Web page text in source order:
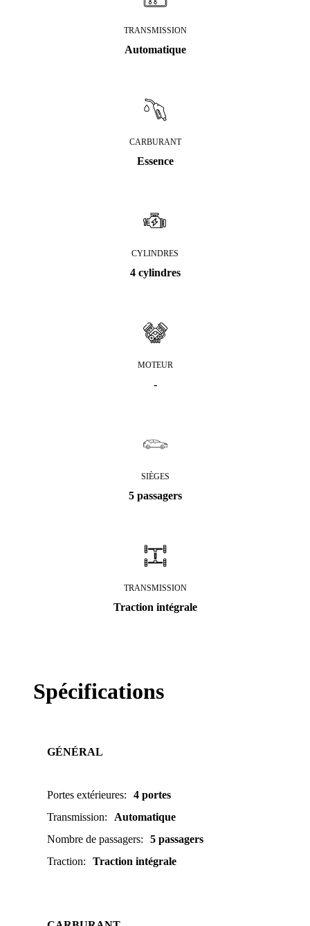
TRANSMISSION
Automatique
CARBURANT
Essence
CYLINDRES
4 cylindres
MOTEUR
-
SIÈGES
5 passagers
TRANSMISSION
Traction intégrale
Spécifications
GÉNÉRAL
Portes extérieures:
4 portes
Transmission:
Automatique
Nombre de passagers:
5 passagers
Traction: Traction intégrale